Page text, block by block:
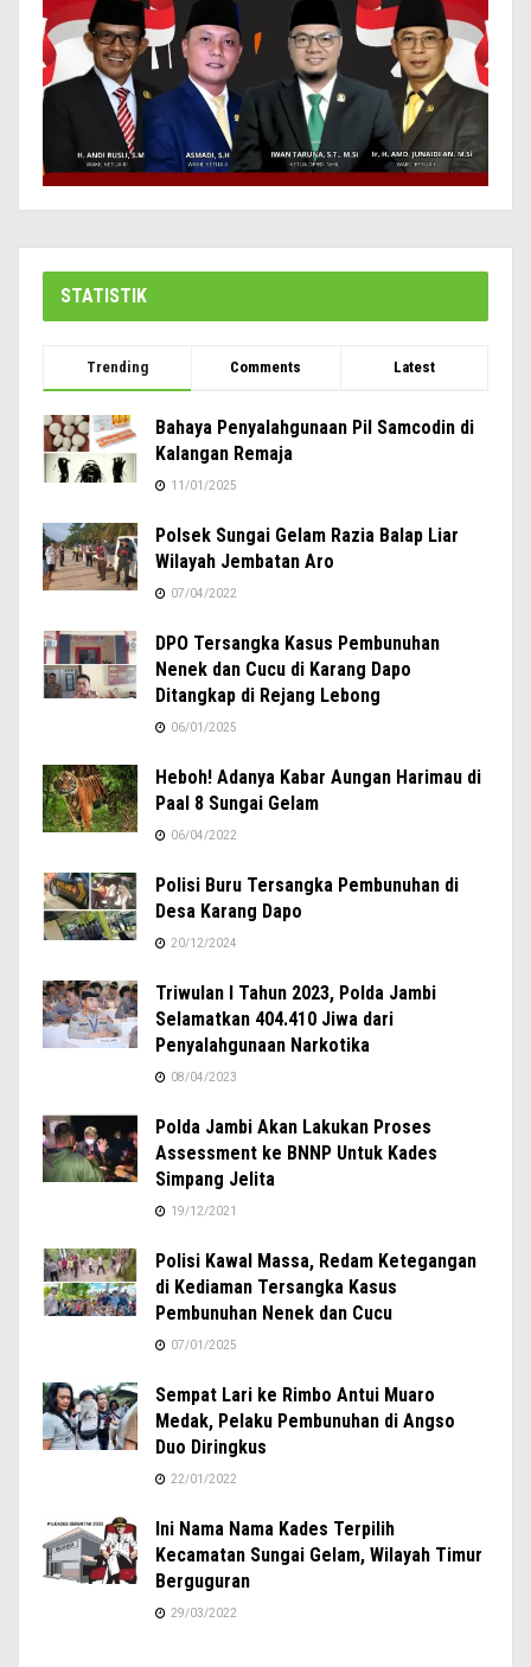
STATISTIK
Trending Comments Latest
Bahaya Penyalahgunaan Pil Samcodin di
Kalangan Remaja
11/01/2025
Polsek Sungai Gelam Razia Balap Liar
Wilayah Jembatan Aro
07/04/2022
DPO Tersangka Kasus Pembunuhan
Nenek dan Cucu di Karang Dapo
Ditangkap di Rejang Lebong
06/01/2025
Heboh! Adanya Kabar Aungan Harimau di
Paal 8 Sungai Gelam
06/04/2022
Polisi Buru Tersangka Pembunuhan di
Desa Karang Dapo
20/12/2024
Triwulan I Tahun 2023, Polda Jambi
Selamatkan 404.410 Jiwa dari
Penyalahgunaan Narkotika
08/04/2023
Polda Jambi Akan Lakukan Proses
Assessment ke BNNP Untuk Kades
Simpang Jelita
19/12/2021
Polisi Kawal Massa, Redam Ketegangan
di Kediaman Tersangka Kasus
Pembunuhan Nenek dan Cucu
07/01/2025
Sempat Lari ke Rimbo Antui Muaro
Medak, Pelaku Pembunuhan di Angso
Duo Diringkus
22/01/2022
Ini Nama Nama Kades Terpilih
Kecamatan Sungai Gelam, Wilayah Timur
Berguguran
29/03/2022